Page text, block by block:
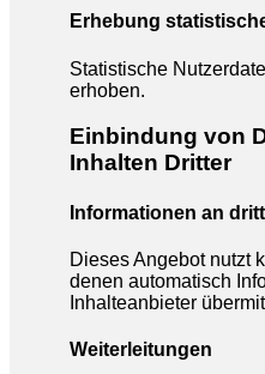
Erhebung
Statistische
erhoben.
Einbindung von
Inhalten Dritter
Informationen an
Dieses Angebot nutzt
denen automatisch
Inhalteanbieter
Weiterleitungen